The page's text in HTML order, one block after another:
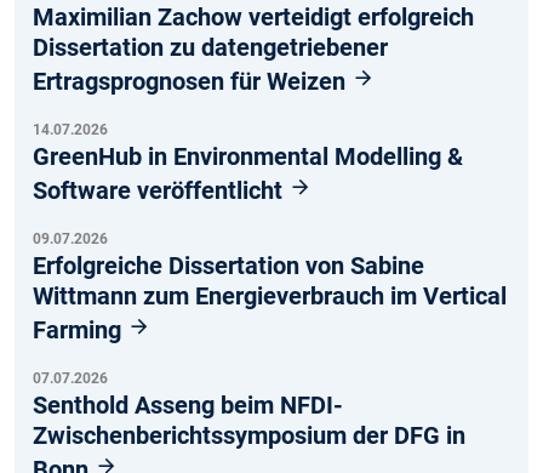
Maximilian Zachow verteidigt erfolgreich
Dissertation zu datengetriebener
Ertragsprognosen für Weizen
14.07.2026
GreenHub in Environmental Modelling &
Software veröffentlicht
09.07.2026
Erfolgreiche Dissertation von Sabine
Wittmann zum Energieverbrauch im Vertical
Farming
07.07.2026
Senthold Asseng beim NFDI-
Zwischenberichtssymposium der DFG in